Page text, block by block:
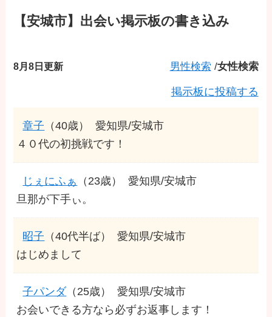
【安城市】出会い掲示板の書き込み
8月8日更新 男性検索 /女性検索
掲示板に投稿する
章子 （40歳）
愛知県/安城市
４０代の初挑戦です！
じぇにふぁ （23歳）
愛知県/安城市
旦那が下手ぃ。
昭子 （40代半ば）
愛知県/安城市
はじめまして
子パンダ （25歳）
愛知県/安城市
お会いできる方なら必ずお返事します！